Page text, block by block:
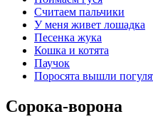
Считаем пальчики
У меня живет лошадка
Песенка жука
Кошка и котята
Паучок
Поросята вышли
Сорока-ворона